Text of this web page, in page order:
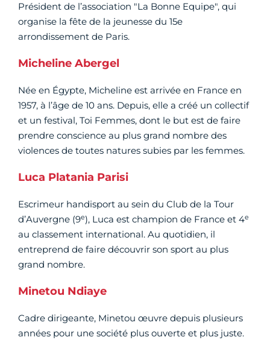
Président de l’association "La Bonne Equipe", qui
organise la fête de la jeunesse du 15e
arrondissement de Paris.
Micheline Abergel
Née en Égypte, Micheline est arrivée en France en
1957, à l’âge de 10 ans. Depuis, elle a créé un collectif
et un festival, Toi Femmes, dont le but est de faire
prendre conscience au plus grand nombre des
violences de toutes natures subies par les femmes.
Luca Platania Parisi
Escrimeur handisport au sein du Club de la Tour
d’Auvergne (9e), Luca est champion de France et 4e
au classement international. Au quotidien, il
entreprend de faire découvrir son sport au plus
grand nombre.
Minetou Ndiaye
Cadre dirigeante, Minetou œuvre depuis plusieurs
années pour une société plus ouverte et plus juste.